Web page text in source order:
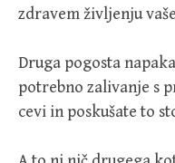
zdravem življenju
Druga pogosta
potrebno zalivanje s
cevi in ​​poskušate to